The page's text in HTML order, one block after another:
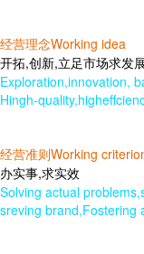
经营理念Working idea
开拓,创新,立足市场求发
Exploration,innovation,
Hingh-
经营准则Working
办实事,求实效
Solving actual
sreving brand,Fostering